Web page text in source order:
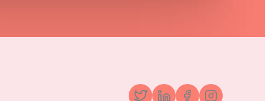
TwitterLinkedInFacebook